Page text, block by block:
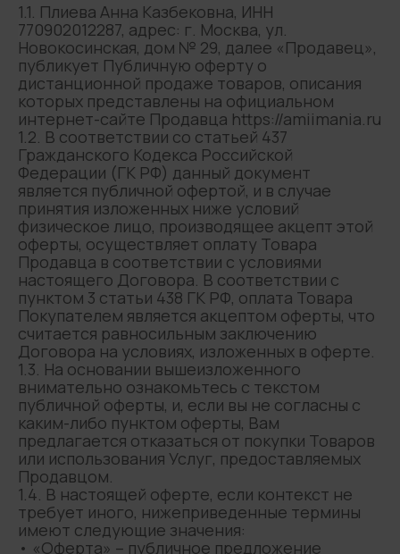
1.1. Плиева Анна Казбековна, ИНН
770902012287, адрес: г. Москва, ул.
Новокосинская, дом № 29, далее «Продавец»,
публикует Публичную оферту о
дистанционной продаже товаров, описания
которых представлены на официальном
интернет-сайте Продавца https://amiimania.ru
1.2. В соответствии со статьей 437
Гражданского Кодекса Российской
Федерации (ГК РФ) данный документ
является публичной офертой, и в случае
принятия изложенных ниже условий
физическое лицо, производящее акцепт этой
оферты, осуществляет оплату Товара
Продавца в соответствии с условиями
настоящего Договора. В соответствии с
пунктом 3 статьи 438 ГК РФ, оплата Товара
Покупателем является акцептом оферты, что
считается равносильным заключению
Договора на условиях, изложенных в оферте.
1.3. На основании вышеизложенного
внимательно ознакомьтесь с текстом
публичной оферты, и, если вы не согласны с
каким-либо пунктом оферты, Вам
предлагается отказаться от покупки Товаров
или использования Услуг, предоставляемых
Продавцом.
1.4. В настоящей оферте, если контекст не
требует иного, нижеприведенные термины
имеют следующие значения:
• «Оферта» – публичное предложение